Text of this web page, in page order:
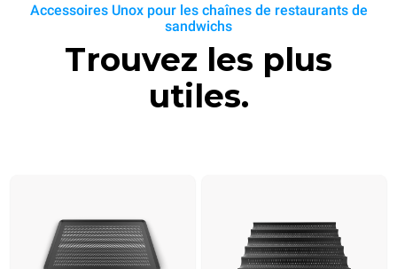
Accessoires Unox pour les chaînes de restaurants de
sandwichs
Trouvez les plus
utiles.